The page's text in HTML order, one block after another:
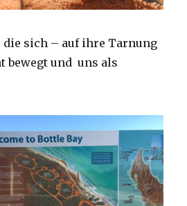
die sich – auf ihre Tarnung
bewegt und uns als